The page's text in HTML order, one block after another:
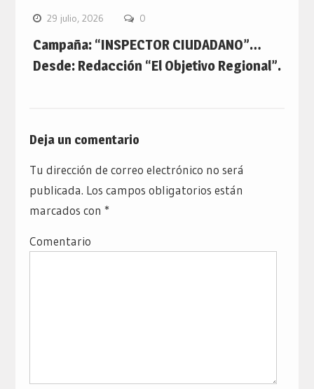
29 julio, 2026 0
Campaña: “INSPECTOR CIUDADANO”…
Desde: Redacción “El Objetivo Regional”.
Deja un comentario
Tu dirección de correo electrónico no será
publicada. Los campos obligatorios están
marcados con *
Comentario